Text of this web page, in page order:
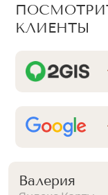
КЛИЕНТЫ
Валерия